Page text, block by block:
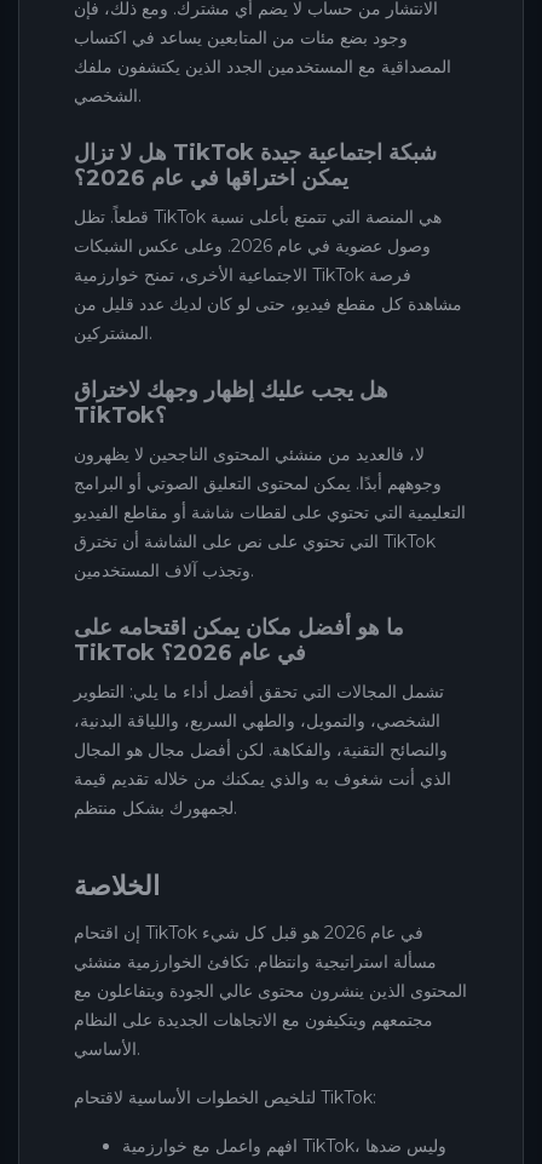
الانتشار من حساب لا يضم أي مشترك. ومع ذلك، فإن
وجود بضع مئات من المتابعين يساعد في اكتساب
المصداقية مع المستخدمين الجدد الذين يكتشفون ملفك
الشخصي.
هل لا تزال TikTok شبكة اجتماعية جيدة
يمكن اختراقها في عام 2026؟
قطعاً. تظل TikTok هي المنصة التي تتمتع بأعلى نسبة
وصول عضوية في عام 2026. وعلى عكس الشبكات
الاجتماعية الأخرى، تمنح خوارزمية TikTok فرصة
مشاهدة كل مقطع فيديو، حتى لو كان لديك عدد قليل من
المشتركين.
هل يجب عليك إظهار وجهك لاختراق
TikTok؟
لا، فالعديد من منشئي المحتوى الناجحين لا يظهرون
وجوههم أبدًا. يمكن لمحتوى التعليق الصوتي أو البرامج
التعليمية التي تحتوي على لقطات شاشة أو مقاطع الفيديو
التي تحتوي على نص على الشاشة أن تخترق TikTok
وتجذب آلاف المستخدمين.
ما هو أفضل مكان يمكن اقتحامه على
TikTok في عام 2026؟
تشمل المجالات التي تحقق أفضل أداء ما يلي: التطوير
الشخصي، والتمويل، والطهي السريع، واللياقة البدنية،
والنصائح التقنية، والفكاهة. لكن أفضل مجال هو المجال
الذي أنت شغوف به والذي يمكنك من خلاله تقديم قيمة
لجمهورك بشكل منتظم.
الخلاصة
إن اقتحام TikTok في عام 2026 هو قبل كل شيء
مسألة استراتيجية وانتظام. تكافئ الخوارزمية منشئي
المحتوى الذين ينشرون محتوى عالي الجودة ويتفاعلون مع
مجتمعهم ويتكيفون مع الاتجاهات الجديدة على النظام
الأساسي.
لتلخيص الخطوات الأساسية لاقتحام TikTok:
افهم واعمل مع خوارزمية TikTok، وليس ضدها